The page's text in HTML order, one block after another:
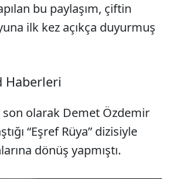
bu paylaşım, çiftin
ilk kez açıkça duyurmuş
Haberleri
Sesi Aç
son olarak Demet Özdemir
“Eşref Rüya” dizisiyle
dönüş yapmıştı.